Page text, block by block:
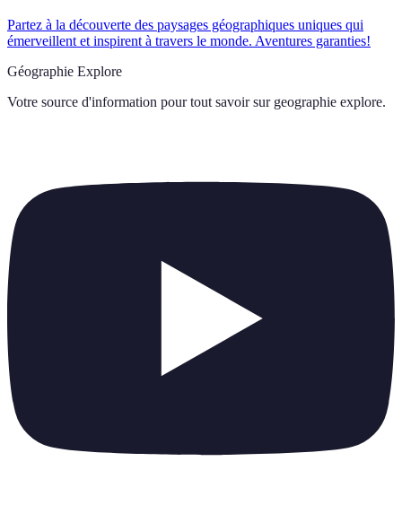
Partez à la découverte des paysages géographiques uniques qui
émerveillent et inspirent à travers le monde. Aventures garanties!
Géographie Explore
Votre source d'information pour tout savoir sur geographie explore.